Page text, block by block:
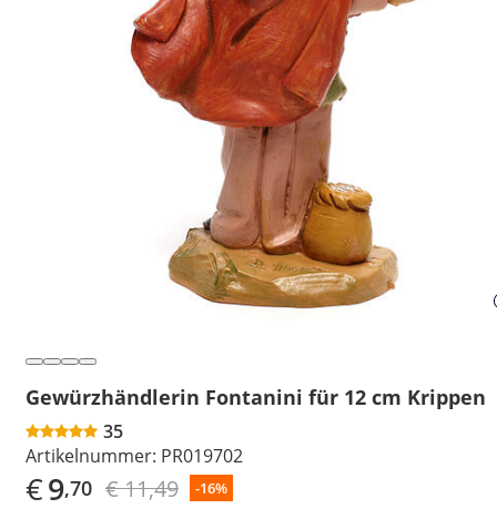
Gewürzhändlerin Fontanini für 12 cm Krippen
35
Artikelnummer: PR019702
€9,70 € 11,49 -16%